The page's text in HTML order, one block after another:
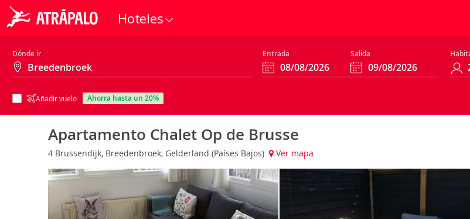
Hoteles
Dónde ir Entrada Salida
Añadir vuelo ahorra hasta un 20%
Apartamento Chalet Op de Brusse
4 Brussendijk, Breedenbroek, Gelderland (Países Bajos) Ver mapa